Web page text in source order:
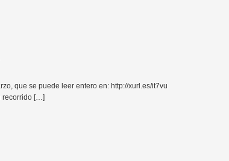
que se puede leer entero en: http://xurl.es/it7vu
recorrido […]